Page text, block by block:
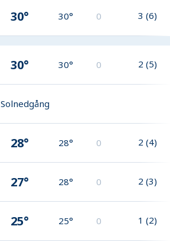
30° 30° 0 3 (6)
30° 30° 0 2 (5)
Solnedgång
28° 28° 0 2 (4)
27° 28° 0 2 (3)
25° 25° 0 1 (2)